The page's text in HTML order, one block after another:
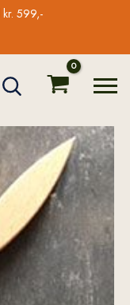
kr. 599,-